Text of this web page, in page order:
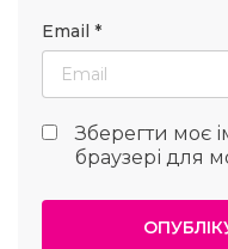
Email *
Зберегти моє
браузері для